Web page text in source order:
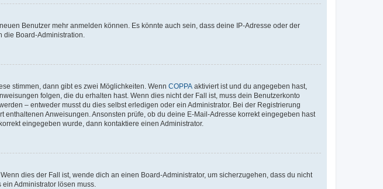
Benutzer mehr anmelden können. Es könnte auch sein, dass deine IP-Adresse oder der
Board-Administration.
stimmen, dann gibt es zwei Möglichkeiten. Wenn COPPA aktiviert ist und du angegeben hast,
folgen, die du erhalten hast. Wenn dies nicht der Fall ist, muss dein Benutzerkonto
– entweder musst du dies selbst erledigen oder ein Administrator. Bei der Registrierung
Anweisungen. Ansonsten prüfe, ob du deine E-Mail-Adresse korrekt eingegeben hast
eingegeben wurde, dann kontaktiere einen Administrator.
dies der Fall ist, wende dich an einen Board-Administrator, um sicherzugehen, dass du nicht
Administrator lösen muss.